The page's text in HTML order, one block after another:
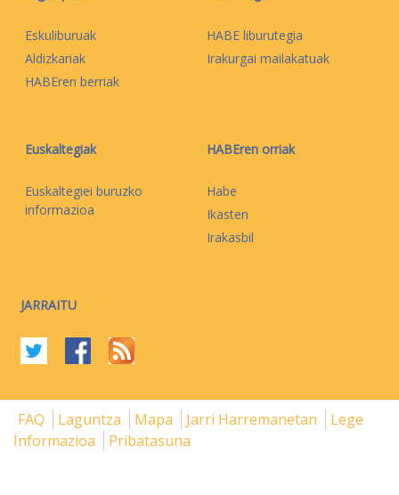
Eskuliburuak
Aldizkariak
HABEren berriak
HABE liburutegia
Irakurgai mailakatuak
Euskaltegiak
Euskaltegiei buruzko
informazioa
HABEren orriak
Habe
Ikasten
Irakasbil
JARRAITU
FAQ Laguntza Mapa Jarri Harremanetan
Lege
Informazioa
Pribatasuna